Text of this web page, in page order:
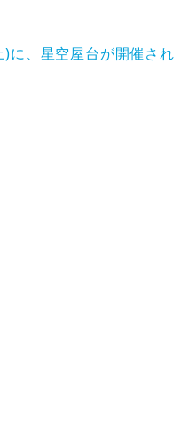
に、星空屋台が開催され